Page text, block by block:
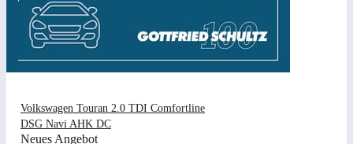
Volkswagen Touran 2.0 TDI Comfortline
DSG Navi AHK DC
Neues Angebot